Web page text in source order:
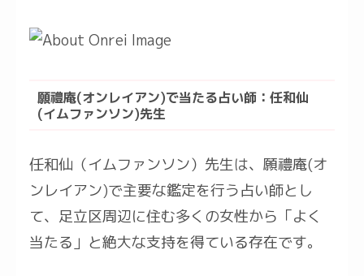
願禮庵(オンレイアン)で当たる占い師：任和仙
(イムファンソン)先生
任和仙（イムファンソン）先生は、願禮庵(オ
ンレイアン)で主要な鑑定を行う占い師とし
て、足立区周辺に住む多くの女性から「よく
当たる」と絶大な支持を得ている存在です。